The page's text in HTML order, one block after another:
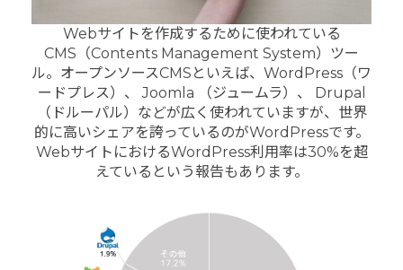
Webサイトを作成するために使われている
CMS（Contents Management System）ツー
ル。オープンソースCMSといえば、WordPress（ワ
ードプレス）、 Joomla （ジュームラ）、 Drupal
（ドルーパル）などが広く使われていますが、世界
的に高いシェアを誇っているのがWordPressです。
WebサイトにおけるWordPress利用率は30%を超
えているという報告もあります。